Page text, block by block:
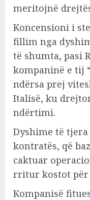
meritojnë
Koncensioni i
fillim nga
të shumta, pasi
kompaninë e tij
ndërsa prej
Italisë, ku
ndërtimi.
Dyshime të
kontratës, që
caktuar
rritur kostot për
Kompanisë